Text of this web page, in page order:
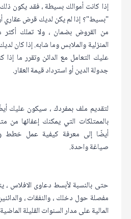
إذا كانت أموالك بسيطة ، فقد يكون
"بسيط"؟ إذا لم يكن لديك قرض عقاري
من القروض بضمان ، ولا تملك أكثر
المنزلية والملابس وما شابه. إذا كان
عليك التعامل مع الدائن وتقرر ما إذا
جدولة الدين أو استرداد قيمة العقار.
لتقديم ملف بمفردك ، سيكون عليك
بالممتلكات التي يمكنك إعفائها من
أيضًا إلى معرفة كيفية عمل خطط
صياغة واحدة.
حتى بالنسبة لأبسط دعاوى الافلاس
مفصلة حول دخلك ، والنفقات ،
المالية على مدار السنوات القليلة